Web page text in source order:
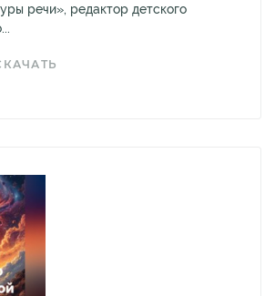
речи», редактор детского